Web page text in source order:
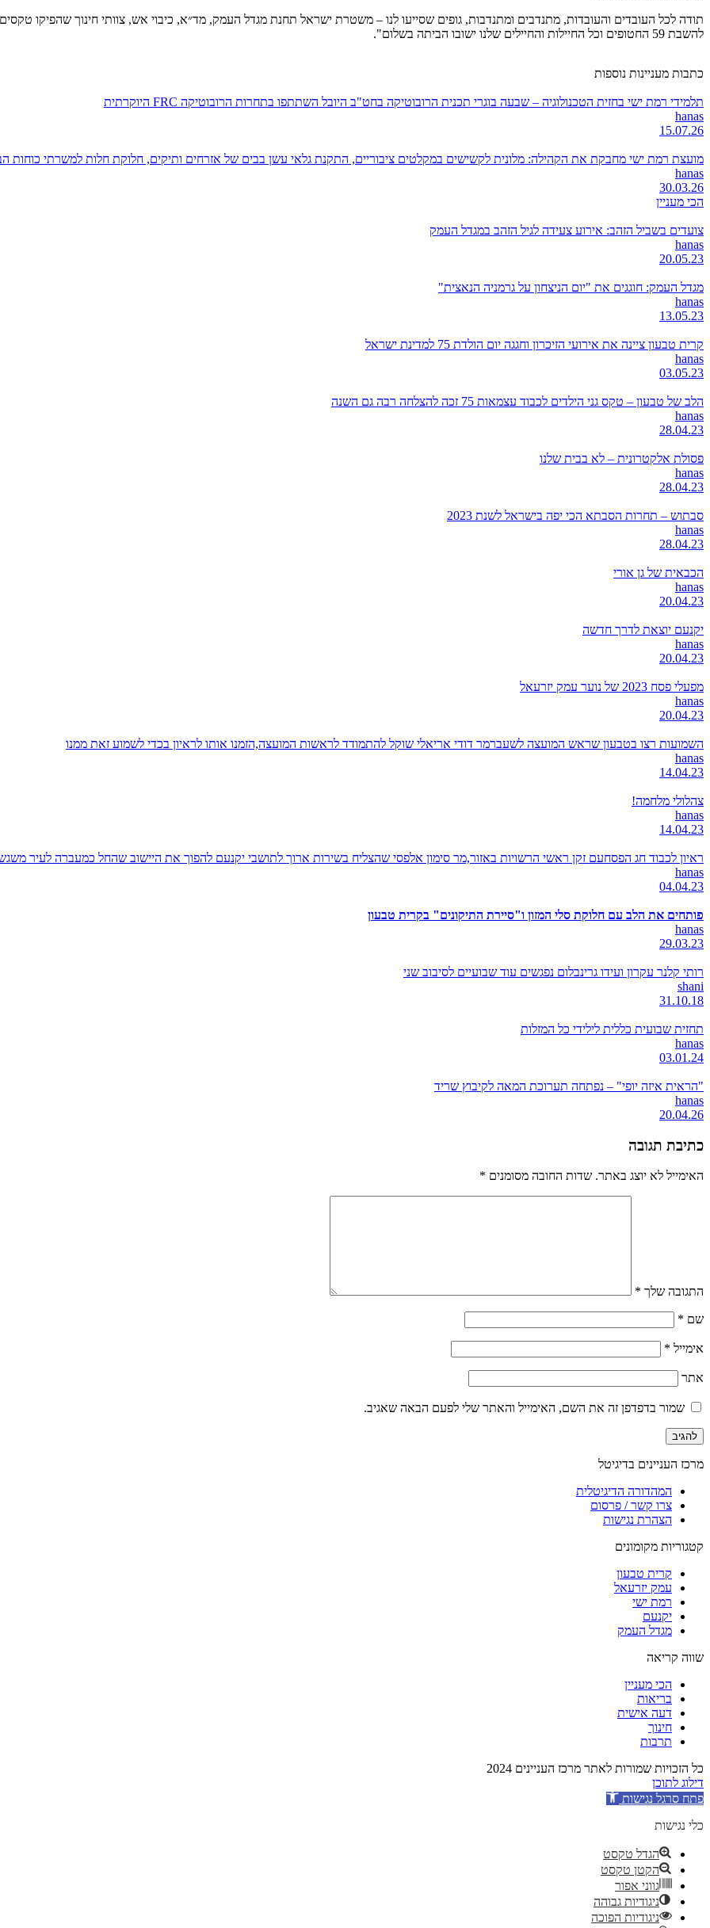
תודה לכל העובדים והעובדות, מתנדבים ומתנדבות, גופים שסייעו לנו – משטרת ישראל תחנת מגדל העמק, מד״א, כיבוי אש, צוותי חינוך שהפיקו טקסים
להשבת 59 החטופים וכל החיילות והחיילים שלנו ישובו הביתה בשלום".
כתבות מעניינות נוספות
תלמידי רמת ישי בחזית הטכנולוגיה – שבעה בוגרי תכנית הרובוטיקה בחט"ב היובל השתתפו בתחרות הרובוטיקה FRC היוקרתית
hanas
15.07.26
מועצת רמת ישי מחבקת את הקהילה: מלונית לקשישים במקלטים ציבוריים, התקנת גלאי עשן בבים של אזרחים ותיקים, חלוקת חלות למשרתי כוחות
hanas
30.03.26
הכי מעניין
צועדים בשביל הזהב: אירוע צעידה לגיל הזהב במגדל העמק
hanas
20.05.23
מגדל העמק: חוגגים את "יום הניצחון על גרמניה הנאצית"
hanas
13.05.23
קרית טבעון ציינה את אירועי הזיכרון וחגגה יום הולדת 75 למדינת ישראל
hanas
03.05.23
הלב של טבעון – טקס גני הילדים לכבוד עצמאות 75 זכה להצלחה רבה גם השנה
hanas
28.04.23
פסולת אלקטרונית – לא בבית שלנו
hanas
28.04.23
סבתוש – תחרות הסבתא הכי יפה בישראל לשנת 2023
hanas
28.04.23
הכבאית של גן אורי
hanas
20.04.23
יקנעם יוצאת לדרך חדשה
hanas
20.04.23
מפעלי פסח 2023 של נוער עמק יזרעאל
hanas
20.04.23
השמועות רצו בטבעון שראש המועצה לשעברמר דודי אריאלי שוקל להתמודד לראשות המועצה,הזמנו אותו לראיון בכדי לשמוע זאת ממנו
hanas
14.04.23
צהלולי מלחמה!
hanas
14.04.23
ראיון לכבוד חג הפסחעם זקן ראשי הרשויות באזור,מר סימון אלפסי שהצליח בשירות ארוך לתושבי יקנעם להפוך את היישוב שהחל כמעברה לעיר
hanas
04.04.23
פותחים את הלב עם חלוקת סלי המזון ו"סיירת התיקונים" בקרית טבעון
hanas
29.03.23
רותי קלנר עקרון ועידו גרינבלום נפגשים עוד שבועיים לסיבוב שני
shani
31.10.18
תחזית שבועית כללית לילידי כל המזלות
hanas
03.01.24
"הראית איזה יופי" – נפתחה תערוכת המאה לקיבוץ שריד
hanas
20.04.26
כתיבת תגובה
האימייל לא יוצג באתר. שדות החובה מסומנים *
התגובה שלך *
שם *
אימייל *
אתר
שמור בדפדפן זה את השם, האימייל והאתר שלי לפעם הבאה שאגיב.
מרכז העניינים בדיגיטל
המהדורה הדיגיטלית
צרו קשר / פרסום
הצהרת נגישות
קטגוריות מקומונים
קרית טבעון
עמק יזרעאל
רמת ישי
יקנעם
מגדל העמק
שווה קריאה
הכי מעניין
בריאות
דעה אישית
חינוך
תרבות
כל הזכויות שמורות לאתר מרכז העניינים 2024
דילוג לתוכן
פתח סרגל נגישות
כלי נגישות
הגדל טקסט
הקטן טקסט
גווני אפור
ניגודיות גבוהה
ניגודיות הפוכה